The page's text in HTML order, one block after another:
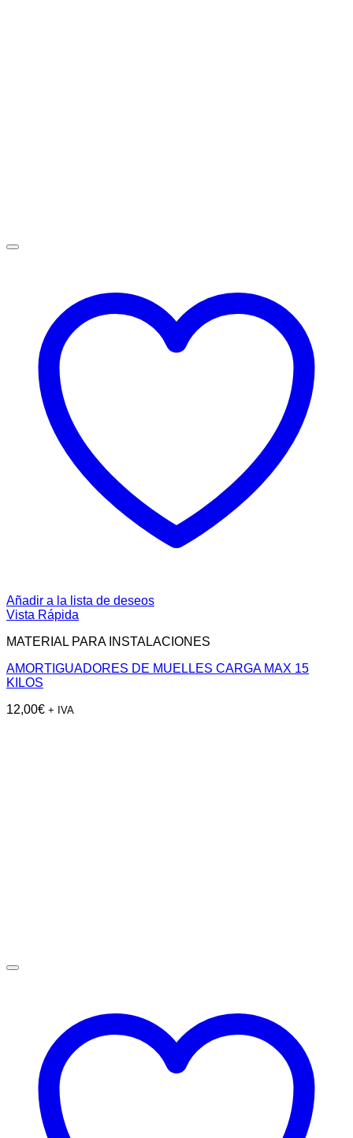
Añadir a la lista de deseos
Vista Rápida
MATERIAL PARA INSTALACIONES
AMORTIGUADORES DE MUELLES CARGA MAX 15
KILOS
12,00€ + IVA